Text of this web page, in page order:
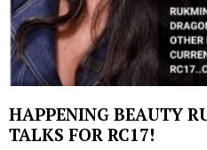
HAPPENING BEAUTY
TALKS FOR RC17!